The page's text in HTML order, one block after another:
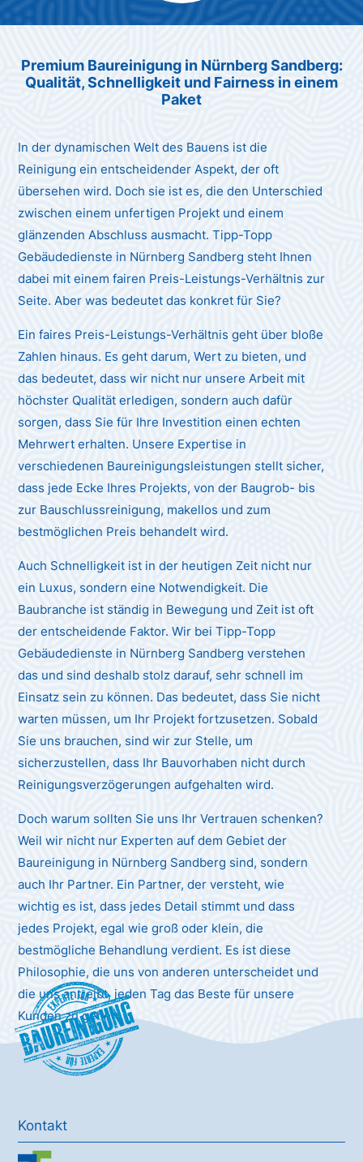
Max Mustermann
Premium Baureinigung in Nürnberg Sandberg:
Qualität, Schnelligkeit und Fairness in einem
Paket
In der dynamischen Welt des Bauens ist die
Reinigung ein entscheidender Aspekt, der oft
übersehen wird. Doch sie ist es, die den Unterschied
zwischen einem unfertigen Projekt und einem
glänzenden Abschluss ausmacht. Tipp-Topp
Gebäudedienste in Nürnberg Sandberg steht Ihnen
dabei mit einem fairen Preis-Leistungs-Verhältnis zur
Seite. Aber was bedeutet das konkret für Sie?
Ein faires Preis-Leistungs-Verhältnis geht über bloße
Zahlen hinaus. Es geht darum, Wert zu bieten, und
das bedeutet, dass wir nicht nur unsere Arbeit mit
höchster Qualität erledigen, sondern auch dafür
sorgen, dass Sie für Ihre Investition einen echten
Mehrwert erhalten. Unsere Expertise in
verschiedenen Baureinigungsleistungen stellt sicher,
dass jede Ecke Ihres Projekts, von der Baugrob- bis
zur Bauschlussreinigung, makellos und zum
bestmöglichen Preis behandelt wird.
Auch Schnelligkeit ist in der heutigen Zeit nicht nur
ein Luxus, sondern eine Notwendigkeit. Die
Baubranche ist ständig in Bewegung und Zeit ist oft
der entscheidende Faktor. Wir bei Tipp-Topp
Gebäudedienste in Nürnberg Sandberg verstehen
das und sind deshalb stolz darauf, sehr schnell im
Einsatz sein zu können. Das bedeutet, dass Sie nicht
warten müssen, um Ihr Projekt fortzusetzen. Sobald
Sie uns brauchen, sind wir zur Stelle, um
sicherzustellen, dass Ihr Bauvorhaben nicht durch
Reinigungsverzögerungen aufgehalten wird.
Doch warum sollten Sie uns Ihr Vertrauen schenken?
Weil wir nicht nur Experten auf dem Gebiet der
Baureinigung in Nürnberg Sandberg sind, sondern
auch Ihr Partner. Ein Partner, der versteht, wie
wichtig es ist, dass jedes Detail stimmt und dass
jedes Projekt, egal wie groß oder klein, die
bestmögliche Behandlung verdient. Es ist diese
Philosophie, die uns von anderen unterscheidet und
die uns antreibt, jeden Tag das Beste für unsere
Kunden zu geben.
Baureinigung
Kontakt